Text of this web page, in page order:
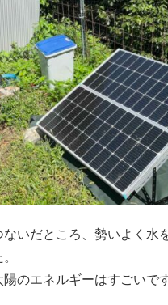
ないだところ、勢いよく水
のエネルギーはすごいで